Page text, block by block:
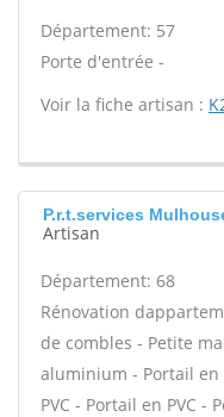
Département: 57
Porte d'entrée -
Voir la fiche artisan :
P.r.t.services
Artisan
Département: 68
Rénovation
de combles - Petite
aluminium - Portail
PVC - Portail en PVC -